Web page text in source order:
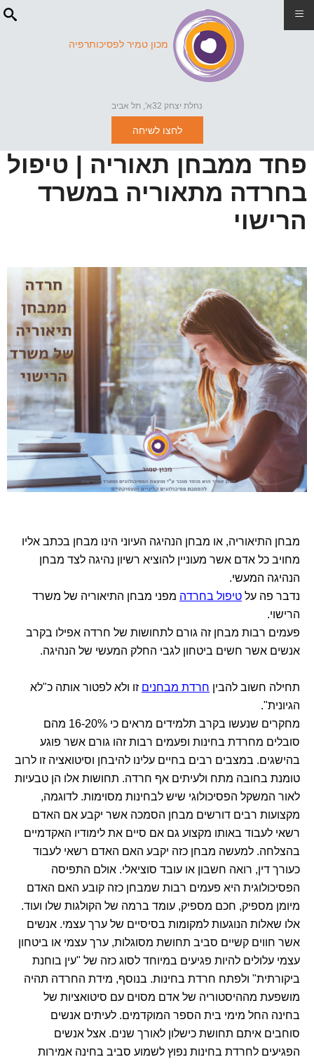
מכון טמיר לפסיכותרפיה
נחלת יצחק 32א', תל אביב
לחצו לשיחה
פחד ממבחן תאוריה | טיפול
בחרדה מתאוריה במשרד
הרישוי
מבחן התיאוריה, או מבחן הנהיגה העיוני הינו מבחן בכתב אליו
מחויב כל אדם אשר מעוניין להוציא רשיון נהיגה לצד מבחן
הנהיגה המעשי.
נדבר פה על טיפול בחרדה מפני מבחן התיאוריה של משרד
הרישוי.
פעמים רבות מבחן זה גורם לתחושות של חרדה אפילו בקרב
אנשים אשר חשים ביטחון לגבי החלק המעשי של הנהיגה.
תחילה חשוב להבין חרדת מבחנים זו ולא לפטור אותה כ"לא
הגיונית".
מחקרים שנעשו בקרב תלמידים מראים כי 16-20% מהם
סובלים מחרדת בחינות ופעמים רבות זהו גורם אשר פוגע
בהישגים. במצבים רבים בחיים עלינו להיבחן וסיטואציה זו לרוב
טומנת בחובה מתח ולעיתים אף חרדה. תחושות אלו הן טבעיות
לאור המשקל הפסיכולוגי שיש לבחינות מסוימות. לדוגמה,
מקצועות רבים דורשים מבחן הסמכה אשר יקבע אם האדם
רשאי לעבוד באותו מקצוע גם אם סיים את לימודיו האקדמיים
בהצלחה. למעשה מבחן כזה יקבע האם האדם רשאי לעבוד
כעורך דין, רואה חשבון או עובד סוציאלי. אולם התפיסה
הפסיכולוגית היא פעמים רבות שמבחן כזה קובע האם האדם
מיומן מספיק, חכם מספיק, עומד ברמה של הקולגות שלו ועוד.
אלו שאלות הנוגעות למקומות בסיסיים של ערך עצמי. אנשים
אשר חווים קשיים סביב תחושת מסוגלות, ערך עצמי או ביטחון
עצמי עלולים להיות פגיעים במיוחד לסוג כזה של "עין בוחנת
ביקורתית" ולפתח חרדת בחינות. בנוסף, מידת החרדה תהיה
מושפעת מההיסטוריה של אדם מסוים עם סיטואציות של
בחינה החל מימי בית הספר המוקדמים. לעיתים אנשים
סוחבים איתם תחושת כישלון לאורך שנים. אצל אנשים
הפגיעים לחרדת בחינות נפוץ לשמוע סביב בחינה אמירות
≡